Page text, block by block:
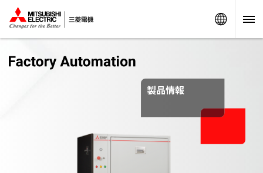
製品情報